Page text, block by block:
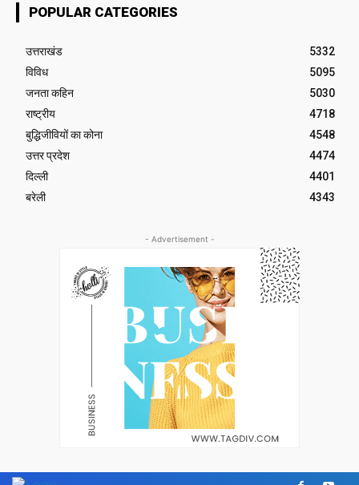
POPULAR CATEGORIES
उत्तराखंड
5332
विविध
5095
जनता कहिन
5030
राष्ट्रीय
4718
बुद्धिजीवियों का कोना
4548
उत्तर प्रदेश
4474
दिल्ली
4401
बरेली
4343
- Advertisement -